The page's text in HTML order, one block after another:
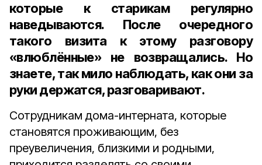
которые к старикам регулярно
наведываются. После очередного
такого визита к этому разговору
«влюблённые» не возвращались. Но
знаете, так мило наблюдать, как они за
руки держатся, разговаривают.
Сотрудникам дома-интерната, которые
становятся проживающим, без
преувеличения, близкими и родными,